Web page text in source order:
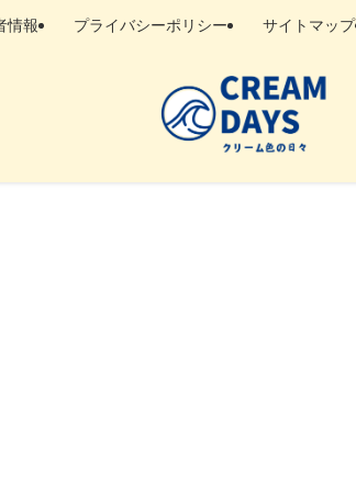
情報 プライバシーポリシー サイトマップ